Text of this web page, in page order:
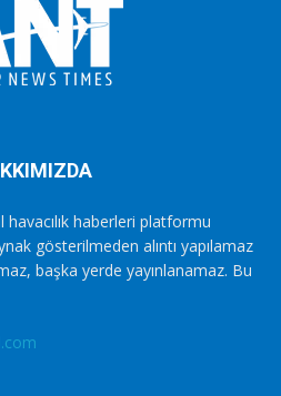
haberleri platformu
gösterilmeden alıntı yapılamaz
başka yerde yayınlanamaz. Bu